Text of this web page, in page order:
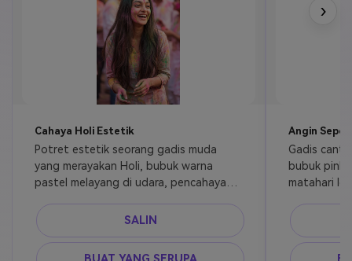
Cahaya Holi Estetik
Potret estetik seorang gadis muda
yang merayakan Holi, bubuk warna
pastel melayang di udara, pencahayaan
kedalaman bidang dangkal, ultra HD
SALIN
Angin Sepoi
Gadis
bubuk pink
matahari
romantis,
›